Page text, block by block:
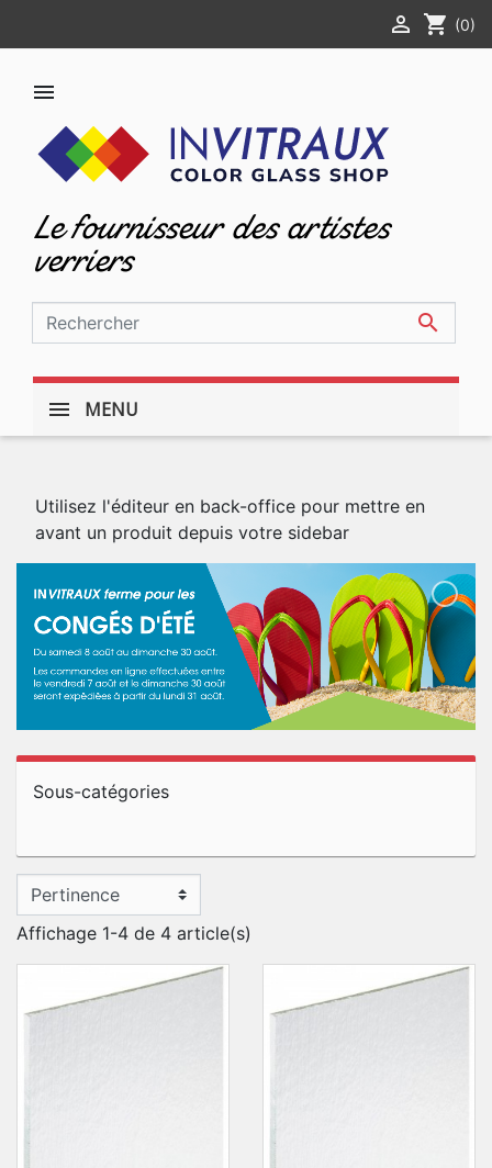
 shopping_cart (0)

Le fournisseur des artistes
verriers

MENU
Utilisez l'éditeur en back-office pour mettre en
avant un produit depuis votre sidebar
Sous-catégories
Affichage 1-4 de 4 article(s)